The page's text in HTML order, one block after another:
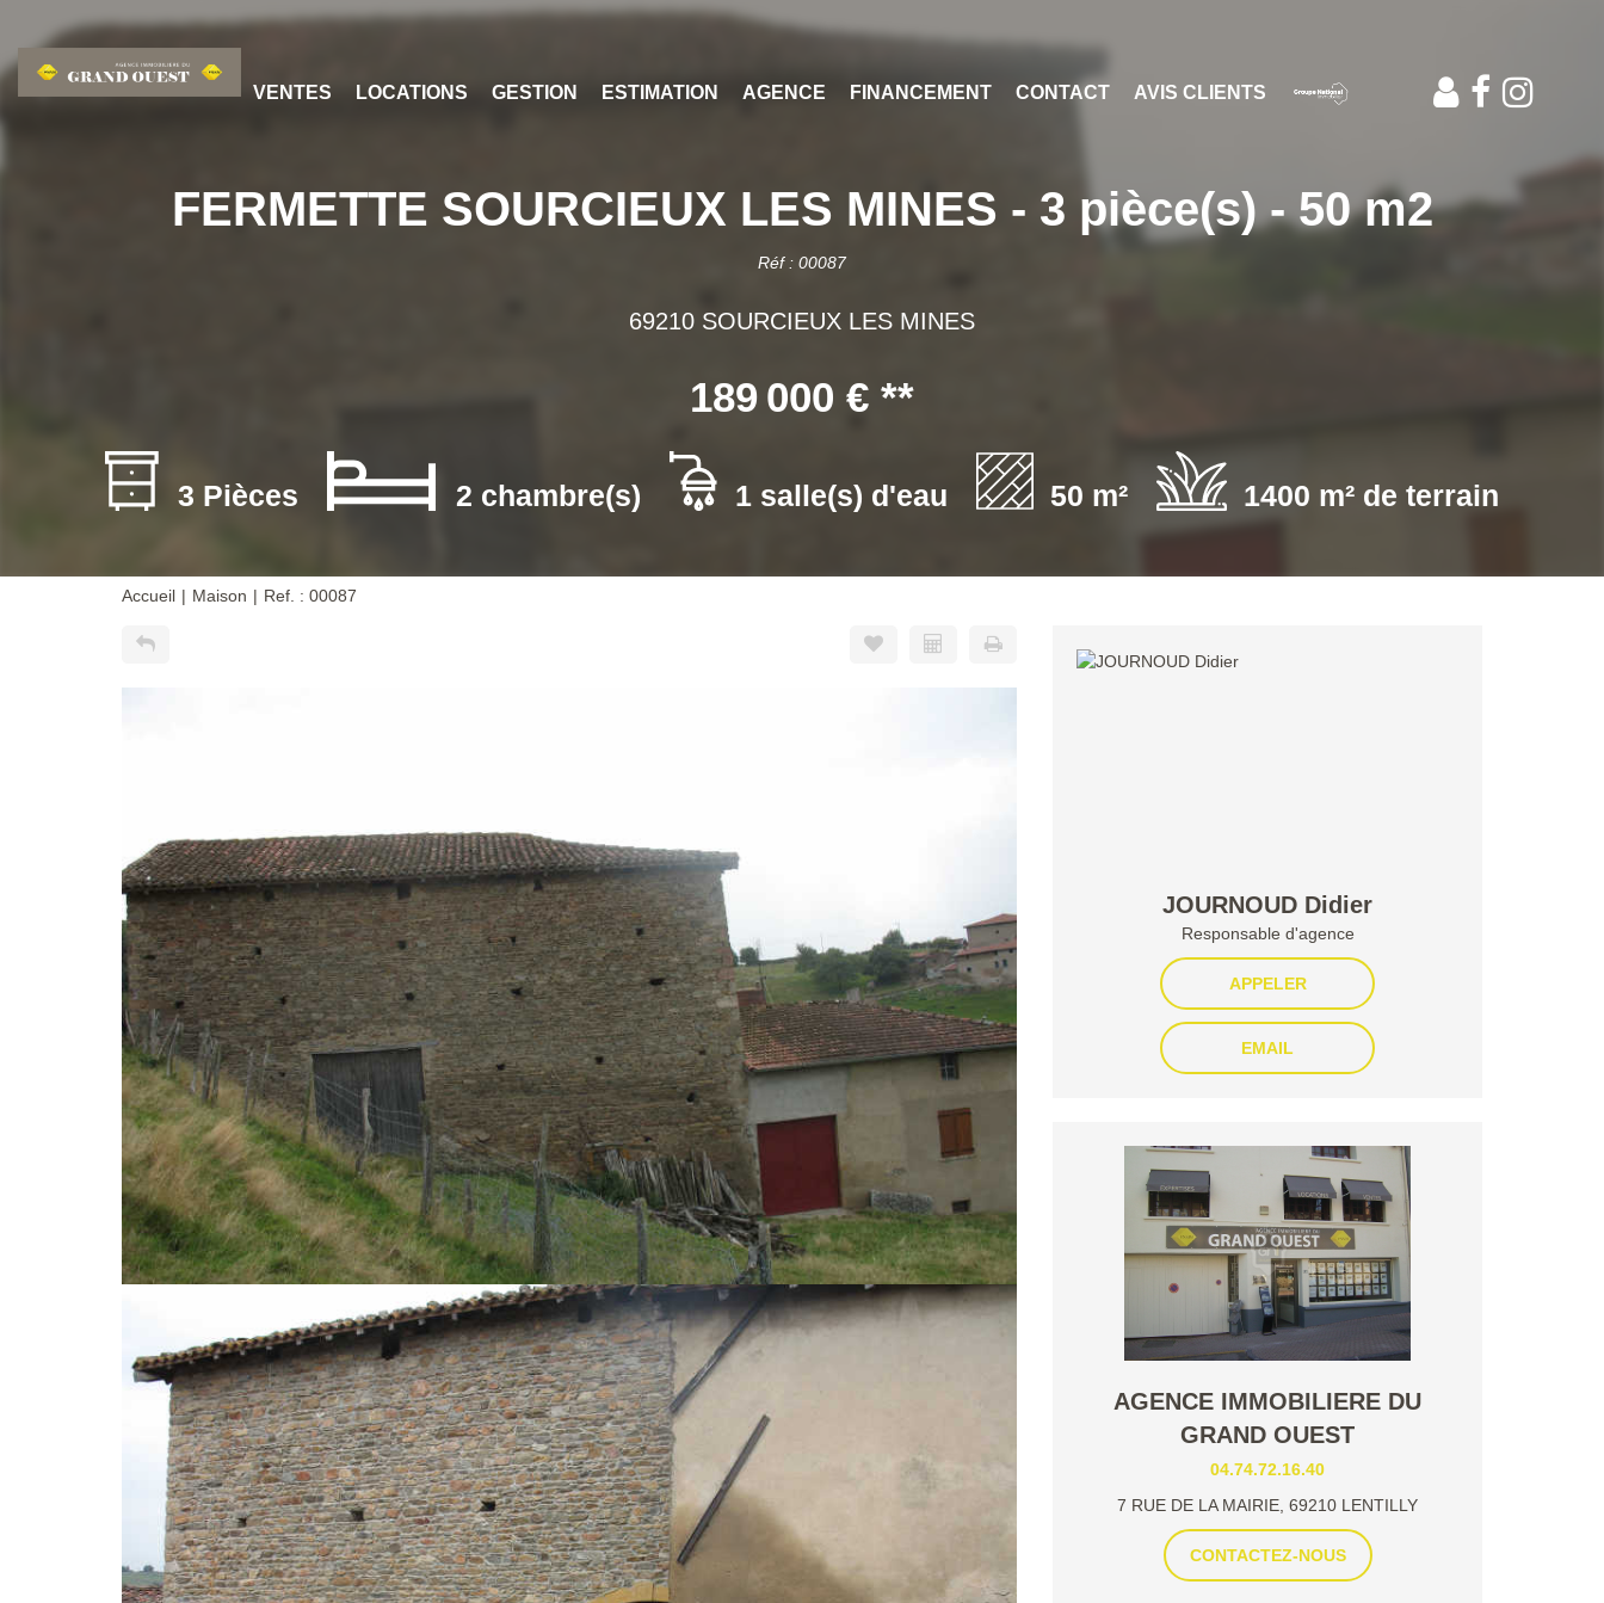
VENTES LOCATIONS GESTION ESTIMATION AGENCE FINANCEMENT CONTACT AVIS CLIENTS
FERMETTE SOURCIEUX LES MINES - 3 pièce(s) - 50 m2
Réf : 00087
69210 SOURCIEUX LES MINES
189 000 € **
3 Pièces 2 chambre(s) 1 salle(s) d'eau 50 m² 1400 m² de terrain
Accueil Maison Ref. : 00087
SOURCIEUX LES MINES EXCLUSIVITE
JOURNOUD Didier
Responsable d'agence
APPELER
EMAIL
AGENCE IMMOBILIERE DU
GRAND OUEST
04.74.72.16.40
7 RUE DE LA MAIRIE, 69210 LENTILLY
CONTACTEZ-NOUS